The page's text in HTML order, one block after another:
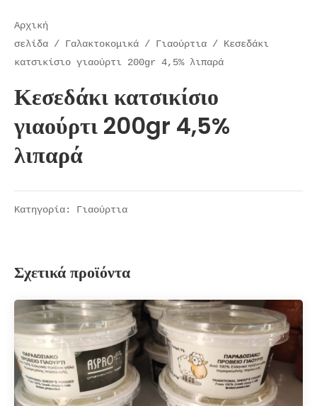
Αρχική
σελίδα / Γαλακτοκομικά / Γιαούρτια / Κεσεδάκι
κατσικίσιο γιαούρτι 200gr 4,5% λιπαρά
Κεσεδάκι κατσικίσιο
γιαούρτι 200gr 4,5%
λιπαρά
Κατηγορία: Γιαούρτια
Σχετικά προϊόντα